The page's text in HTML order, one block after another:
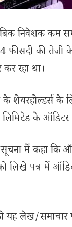
निवेशक कम
फीसदी की
रहा था।
के शेयरहोल्डर्स
के ऑडिटर
में कहा कि
पत्र में ऑडिटर
यह लेख/समाचार